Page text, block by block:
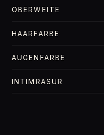
OBERWEITE
HAARFARBE
AUGENFARBE
INTIMRASUR